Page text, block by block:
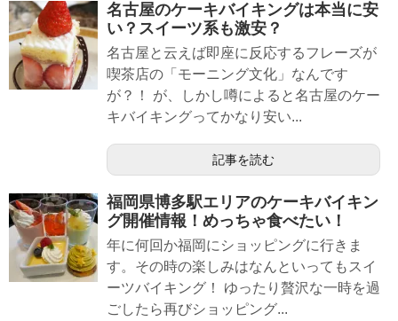
名古屋のケーキバイキングは本当に安
い？スイーツ系も激安？
名古屋と云えば即座に反応するフレーズが
喫茶店の「モーニング文化」なんです
が？！ が、しかし噂によると名古屋のケー
キバイキングってかなり安い...
記事を読む
福岡県博多駅エリアのケーキバイキン
グ開催情報！めっちゃ食べたい！
年に何回か福岡にショッピングに行きま
す。その時の楽しみはなんといってもスイ
ーツバイキング！ ゆったり贅沢な一時を過
ごしたら再びショッピング...